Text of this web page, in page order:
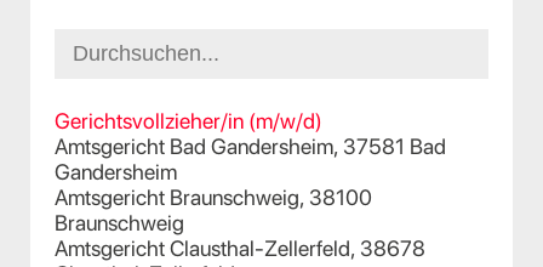
Gerichtsvollzieher/in (m/w/d)
Amtsgericht Bad Gandersheim, 37581 Bad
Gandersheim
Amtsgericht Braunschweig, 38100
Braunschweig
Amtsgericht Clausthal-Zellerfeld, 38678